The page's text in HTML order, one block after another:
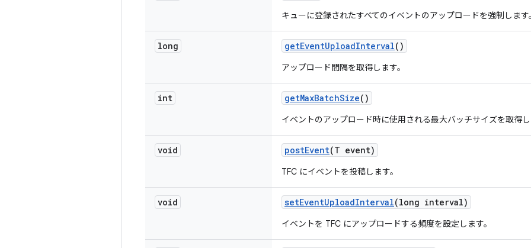
キューに登録されたすべてのイベントのアップロードを強制します
long getEventUploadInterval()
アップロード間隔を取得します。
int getMaxBatchSize()
イベントのアップロード時に使用される最大バッチサイズを取得
void postEvent(T event)
TFC にイベントを投稿します。
void setEventUploadInterval(long interval)
イベントを TFC にアップロードする頻度を設定します。